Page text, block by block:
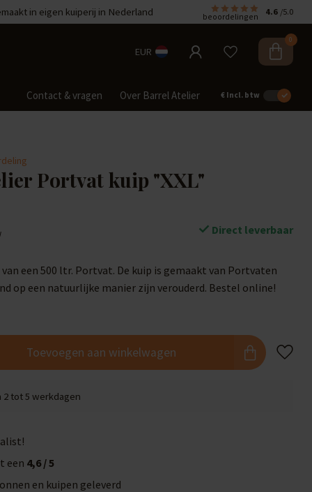
in eigen kuiperij in Nederland beoordelingen 4.6 /5.0
EUR
0
Contact & vragen Over Barrel Atelier € Incl. btw
Portvat kuip "XXL"
Direct leverbaar
een 500 ltr. Portvat. De kuip is gemaakt van Portvaten
op een natuurlijke manier zijn verouderd. Bestel online!
Toevoegen aan winkelwagen
tot 5 werkdagen
een 4,6 / 5
en kuipen geleverd